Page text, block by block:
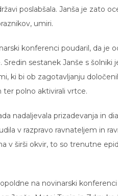
poslabšala. Janša je zato
umiri.
konferenci poudaril, da
Sredin sestanek Janše s
ki bi ob zagotavljanju
ter polno aktivirali vrtce.
nadaljevala prizadevanja in
v razpravo ravnateljem in
v širši okvir, to so trenutne
na novinarski